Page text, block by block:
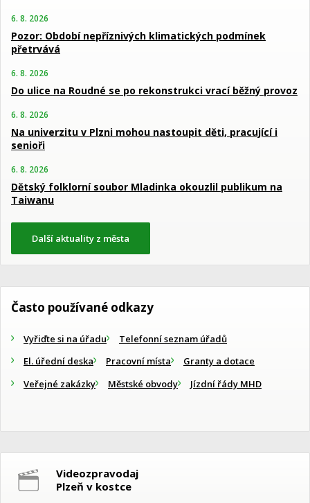
6. 8. 2026
Pozor: Období nepříznivých klimatických podmínek
přetrvává
6. 8. 2026
Do ulice na Roudné se po rekonstrukci vrací běžný provoz
6. 8. 2026
Na univerzitu v Plzni mohou nastoupit děti, pracující i
senioři
6. 8. 2026
Dětský folklorní soubor Mladinka okouzlil publikum na
Taiwanu
Další aktuality z města
Často používané odkazy
Vyřiďte si na úřadu
Telefonní seznam úřadů
El. úřední deska
Pracovní místa
Granty a dotace
Veřejné zakázky
Městské obvody Jízdní řády MHD
Videozpravodaj
Plzeň v kostce